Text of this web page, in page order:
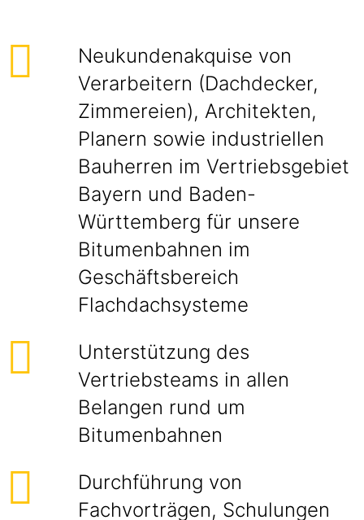
Neukundenakquise von
Verarbeitern (Dachdecker,
Zimmereien), Architekten,
Planern sowie industriellen
Bauherren im Vertriebsgebiet
Bayern und Baden-
Württemberg für unsere
Bitumenbahnen im
Geschäftsbereich
Flachdachsysteme
Unterstützung des
Vertriebsteams in allen
Belangen rund um
Bitumenbahnen
Durchführung von
Fachvorträgen, Schulungen